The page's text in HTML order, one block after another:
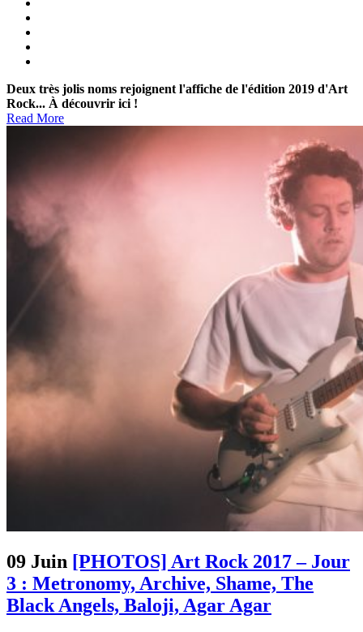
Deux très jolis noms rejoignent l'affiche de l'édition 2019 d'Art
Rock... À découvrir ici !
Read More
09 Juin [PHOTOS] Art Rock 2017 – Jour
3 : Metronomy, Archive, Shame, The
Black Angels, Baloji, Agar Agar